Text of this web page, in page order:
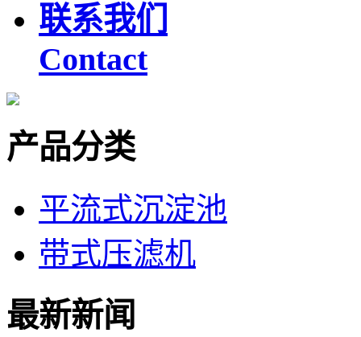
联系我们
Contact
产品分类
平流式沉淀池
带式压滤机
最新新闻